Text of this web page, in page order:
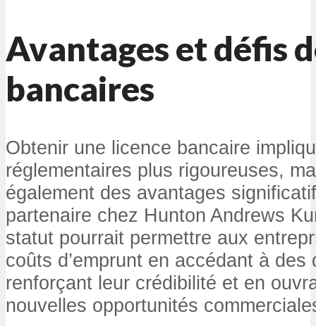
Avantages et défis
bancaires
Obtenir une licence bancaire
réglementaires plus rigoureuses,
également des avantages
partenaire chez Hunton Andrews
statut pourrait permettre aux
coûts d’emprunt en accédant à des
renforçant leur crédibilité et en
nouvelles opportunités